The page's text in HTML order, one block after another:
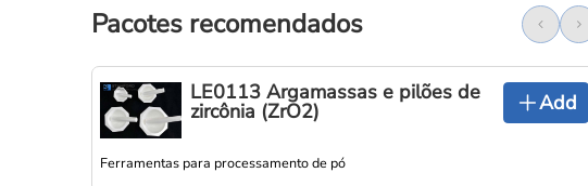
Pacotes recomendados
LE0113 Argamassas e pilões de
zircônia (ZrO2) Add
Ferramentas para processamento de pó